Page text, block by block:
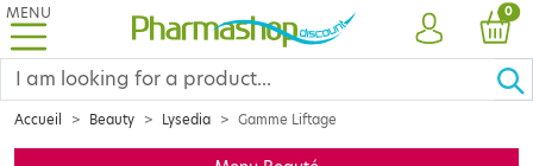
MENU
ACCOUNT
0
Accueil Beauty Lysedia Gamme Liftage